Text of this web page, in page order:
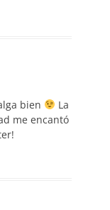
bien
La
me encantó